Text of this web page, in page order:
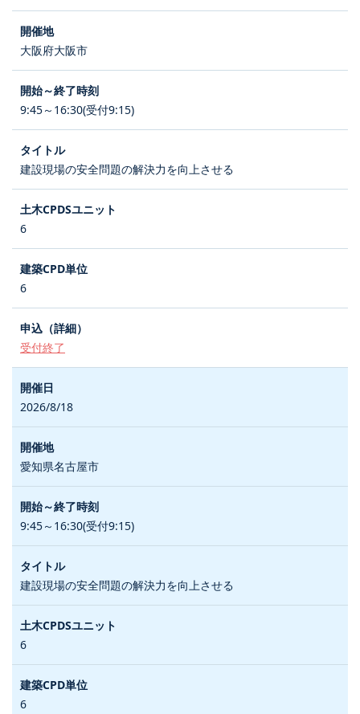
大阪府大阪市
9:45～16:30(受付9:15)
建設現場の安全問題の解決力を向上させる
6
6
受付終了
2026/8/18
愛知県名古屋市
9:45～16:30(受付9:15)
建設現場の安全問題の解決力を向上させる
6
6